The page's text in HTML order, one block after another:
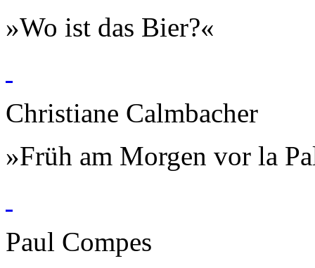
»Wo ist das Bier?«
Christiane Calmbacher
»Früh am Morgen vor la
Paul Compes